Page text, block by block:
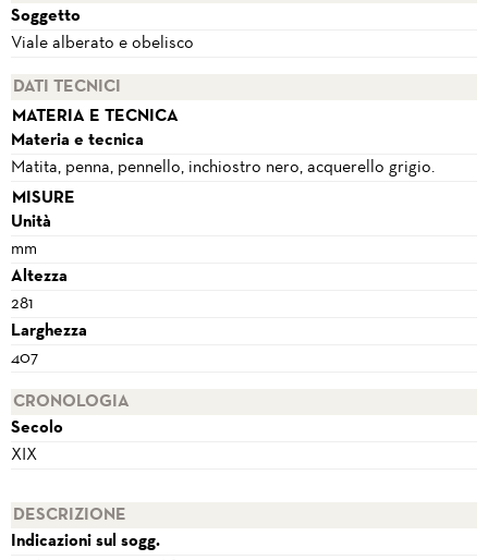
Soggetto
Viale alberato e obelisco
DATI TECNICI
MATERIA E TECNICA
Materia e tecnica
Matita, penna, pennello, inchiostro nero, acquerello grigio.
MISURE
Unità
mm
Altezza
281
Larghezza
407
CRONOLOGIA
Secolo
XIX
DESCRIZIONE
Indicazioni sul sogg.